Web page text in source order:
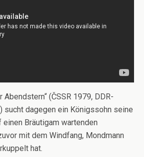
Abendstern“ (ČSSR 1979, DDR-
sucht dagegen ein Königssohn seine
Bräutigam wartenden
mit dem Windfang, Mondmann
hat.